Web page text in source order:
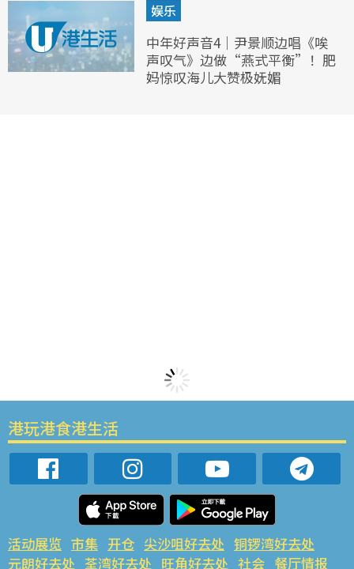
娱乐
中年好声音4｜尹景顺边唱《唉
声叹气》边做“燕式平衡”！肥
妈惊叹海儿大赞极妩媚
港玩港食港生活
活动展览 市集 开仓 尖沙咀好去处 铜锣湾好去处
元朗好去处 荃湾好去处 旺角好去处 社会 餐厅情报